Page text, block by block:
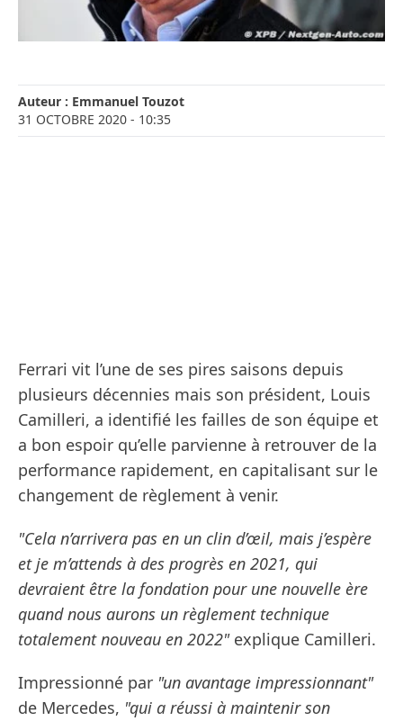
Auteur : Emmanuel Touzot
31 OCTOBRE 2020 - 10:35
Ferrari vit l’une de ses pires saisons depuis
plusieurs décennies mais son président, Louis
Camilleri, a identifié les failles de son équipe et
a bon espoir qu’elle parvienne à retrouver de la
performance rapidement, en capitalisant sur le
changement de règlement à venir.
"Cela n’arrivera pas en un clin d’œil, mais j’espère
et je m’attends à des progrès en 2021, qui
devraient être la fondation pour une nouvelle ère
quand nous aurons un règlement technique
totalement nouveau en 2022" explique Camilleri.
Impressionné par "un avantage impressionnant"
de Mercedes, "qui a réussi à maintenir son